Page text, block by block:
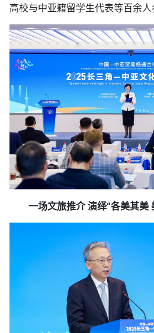
高校与中亚籍留学生代表等百余人
一场文旅推介 演绎“各美其美